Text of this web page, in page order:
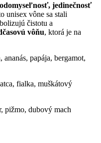
jedinečnosť
unisex vône sa stali
čistotu a
vôňu, ktorá je na
papája, bergamot,
fialka, muškátový
pižmo, dubový mach